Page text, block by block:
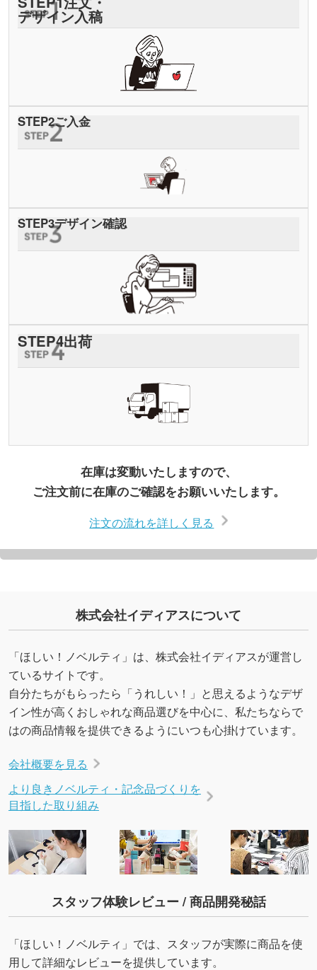
デザイン入稿
STEP2ご入金
STEP3デザイン確認
STEP4出荷
在庫は変動いたしますので、
ご注文前に在庫のご確認をお願いいたします。
注文の流れを詳しく見る
株式会社イディアスについて
「ほしい！ノベルティ」は、株式会社イディアスが運営し
ているサイトです。
自分たちがもらったら「うれしい！」と思えるようなデザ
イン性が高くおしゃれな商品選びを中心に、私たちならで
はの商品情報を提供できるようにいつも心掛けています。
会社概要を見る
より良きノベルティ・記念品づくりを
目指した取り組み
スタッフ体験レビュー / 商品開発秘話
「ほしい！ノベルティ」では、スタッフが実際に商品を使
用して詳細なレビューを提供しています。